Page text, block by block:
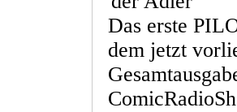
Das erste
dem jetzt